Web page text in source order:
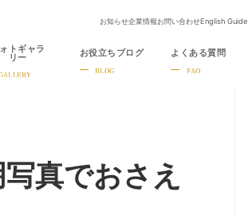
お知らせ企業情報お問い合わせEnglish Guide
トギャラ
リー お役立ちブログ
BLOG
よくある質問
FAQ
真でおさえ